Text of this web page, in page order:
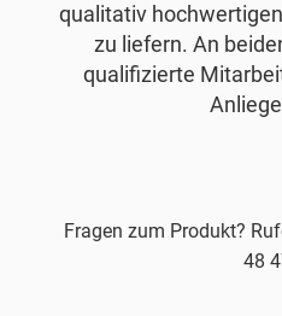
qualitativ
zu liefern. An
qualifizierte
Fragen zum Produkt?
48